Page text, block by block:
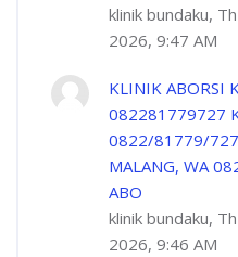
klinik bundaku,
2026, 9:47 AM
KLINIK ABORSI
082281779727
0822/81779/727
MALANG, WA
ABO
klinik bundaku,
2026, 9:46 AM